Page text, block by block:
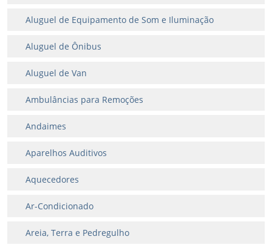
Aluguel de Equipamento de Som e Iluminação
Aluguel de Ônibus
Aluguel de Van
Ambulâncias para Remoções
Andaimes
Aparelhos Auditivos
Aquecedores
Ar-Condicionado
Areia, Terra e Pedregulho